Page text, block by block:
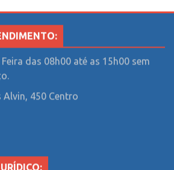
das 08h00 até as 15h00 sem
Alvin, 450 Centro